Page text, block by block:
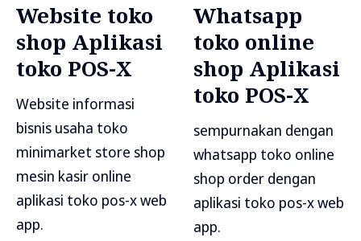
Website toko
shop Aplikasi
toko POS-X
Website informasi
bisnis usaha toko
minimarket store shop
mesin kasir online
aplikasi toko pos-x web
app.
Whatsapp
toko online
shop Aplikasi
toko POS-X
sempurnakan dengan
whatsapp toko online
shop order dengan
aplikasi toko pos-x web
app.